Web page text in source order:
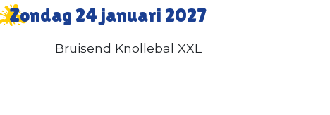
Zondag 24 januari 2027
Bruisend Knollebal XXL